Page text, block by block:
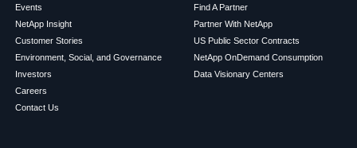
Events
NetApp Insight
Customer Stories
Environment, Social, and Governance
Investors
Careers
Contact Us
Find A Partner
Partner With NetApp
US Public Sector Contracts
NetApp OnDemand Consumption
Data Visionary Centers